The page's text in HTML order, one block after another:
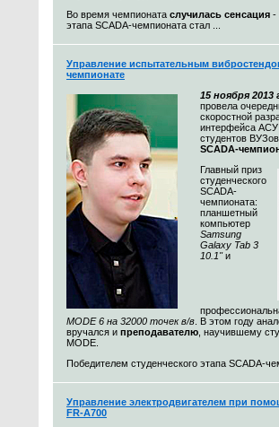
Во время чемпионата случилась сенсация -
этапа SCADA-чемпионата стал ...
Управление испытательным
чемпионате
15 ноября 2013
провела
скоростной
интерфейса АСУ
студентов
SCADA-
Главный приз
студенческого
SCADA-
чемпионата:
планшетный
компьютер
Samsung
Galaxy Tab 3
10.1"и
MODE 6 на 32000 точек в/в . В этом году
вручался и преподавателю , научившему
MODE.
Победителем студенческого этапа SCADA-
Управление электродвигателем при
FR-A700